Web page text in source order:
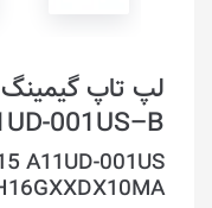
001US–B
A11UD-001US